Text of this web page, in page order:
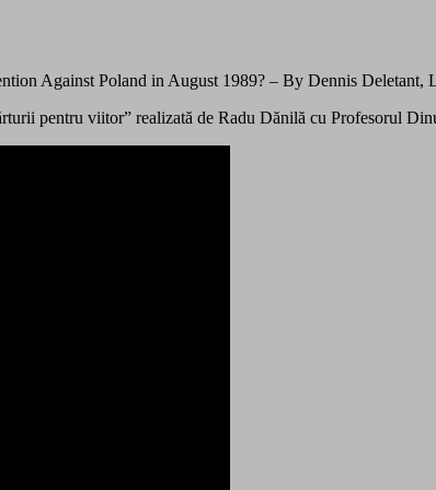
Against Poland in August 1989? – By Dennis Deletant,
pentru viitor” realizată de Radu Dănilă cu Profesorul